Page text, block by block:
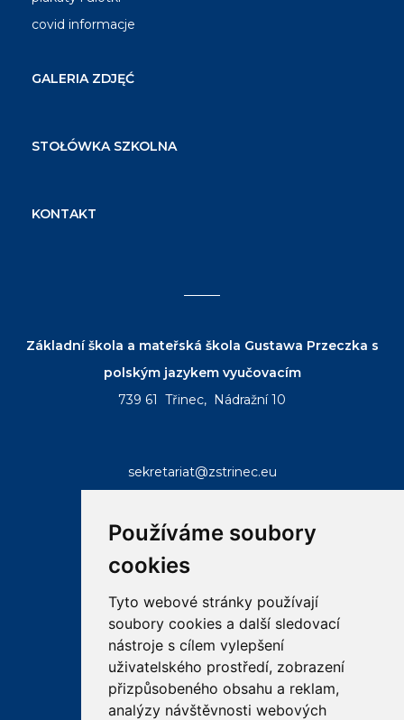
Používáme soubory
cookies
Tyto webové stránky používají
soubory cookies a další sledovací
nástroje s cílem vylepšení
uživatelského prostředí, zobrazení
přizpůsobeného obsahu a reklam,
analýzy návštěvnosti webových
covid informacje
GALERIA ZDJĘĆ
STOŁÓWKA SZKOLNA
KONTAKT
Základní škola a mateřská škola Gustawa Przeczka s
polským jazykem vyučovacím
739 61 Třinec, Nádražní 10
sekretariat@zstrinec.eu
tel.:+420 773 746 958
RYCHLÉ ODKAZY
email bakalar ke
stazeni